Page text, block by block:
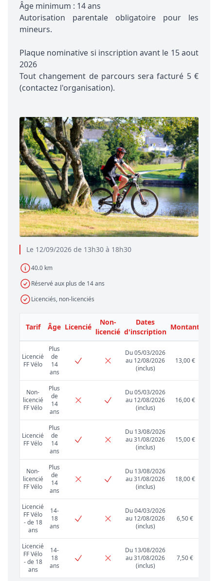
Le 12/09/2026 de 13h30 à 18h30
40.0 km
Réservé aux plus de 14 ans
Licenciés, non-licenciés
Âge minimum : 14 ans
Autorisation parentale obligatoire pour les
mineurs.
Plaque nominative si inscription avant le 15 aout
2026
Tout changement de parcours sera facturé 5 €
(contactez l'organisation).
Tarif Âge Licencié
Non-
licencié
Dates
d'inscription
Montant
Licencié
FF Vélo
Plus
de
14
ans
Du 05/03/2026
au 12/08/2026
(inclus)
13,00 €
Non-
licencié
FF Vélo
Plus
de
14
ans
Du 05/03/2026
au 12/08/2026
(inclus)
16,00 €
Licencié
FF Vélo
Plus
de
14
ans
Du 13/08/2026
au 31/08/2026
(inclus)
15,00 €
Non-
licencié
FF Vélo
Plus
de
14
ans
Du 13/08/2026
au 31/08/2026
(inclus)
18,00 €
Licencié
FF Vélo
- de 18
ans
14-
18
ans
Du 04/03/2026
au 12/08/2026
(inclus)
6,50 €
Licencié
FF Vélo
- de 18
ans
14-
18
ans
Du 13/08/2026
au 31/08/2026
(inclus)
7,50 €